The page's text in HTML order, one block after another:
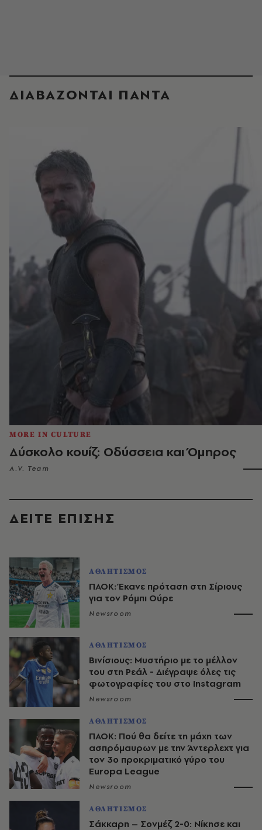
ΔΙΑΒΑΖΟΝΤΑΙ ΠΑΝΤΑ
MORE IN CULTURE
Δύσκολο κουίζ: Οδύσσεια και Όμηρος
A.V. Team
ΔΕΙΤΕ ΕΠΙΣΗΣ
ΑΘΛΗΤΙΣΜΟΣ
ΠΑΟΚ: Έκανε πρόταση στη Σίριους
για τον Ρόμπι Ούρε
Newsroom
ΑΘΛΗΤΙΣΜΟΣ
Βινίσιους: Μυστήριο με το μέλλον
του στη Ρεάλ - Διέγραψε όλες τις
φωτογραφίες του στο Instagram
Newsroom
ΑΘΛΗΤΙΣΜΟΣ
ΠΑΟΚ: Πού θα δείτε τη μάχη των
ασπρόμαυρων με την Άντερλεχτ για
τον 3ο προκριματικό γύρο του
Europa League
Newsroom
ΑΘΛΗΤΙΣΜΟΣ
Σάκκαρη – Σονμέζ 2-0: Νίκησε και